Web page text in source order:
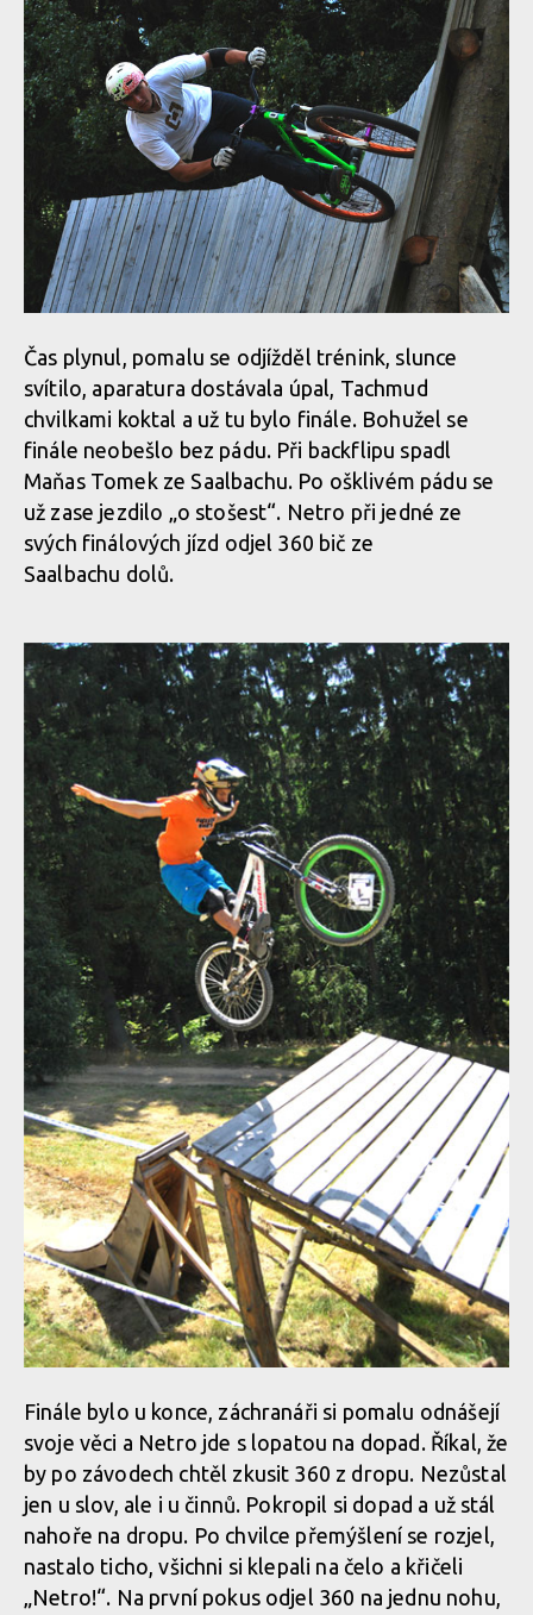
Čas plynul, pomalu se odjížděl trénink, slunce
svítilo, aparatura dostávala úpal, Tachmud
chvilkami koktal a už tu bylo finále. Bohužel se
finále neobešlo bez pádu. Při backflipu spadl
Maňas Tomek ze Saalbachu. Po ošklivém pádu se
už zase jezdilo „o stošest“. Netro při jedné ze
svých finálových jízd odjel 360 bič ze
Saalbachu dolů.
Finále bylo u konce, záchranáři si pomalu odnášejí
svoje věci a Netro jde s lopatou na dopad. Říkal, že
by po závodech chtěl zkusit 360 z dropu. Nezůstal
jen u slov, ale i u činnů. Pokropil si dopad a už stál
nahoře na dropu. Po chvilce přemýšlení se rozjel,
nastalo ticho, všichni si klepali na čelo a křičeli
„Netro!“. Na první pokus odjel 360 na jednu nohu,